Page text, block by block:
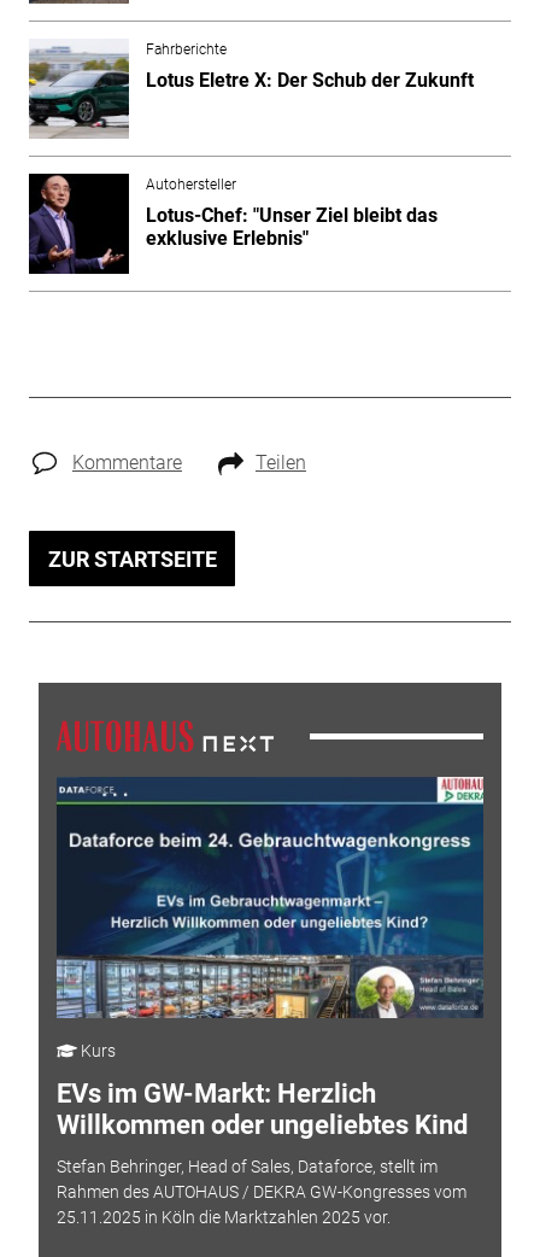
Fahrberichte
Lotus Eletre X: Der Schub der Zukunft
Autohersteller
Lotus-Chef: "Unser Ziel bleibt das
exklusive Erlebnis"
Kommentare Teilen
ZUR STARTSEITE
Kurs
EVs im GW-Markt: Herzlich
Willkommen oder ungeliebtes Kind
Stefan Behringer, Head of Sales, Dataforce, stellt im
Rahmen des AUTOHAUS / DEKRA GW-Kongresses vom
25.11.2025 in Köln die Marktzahlen 2025 vor.